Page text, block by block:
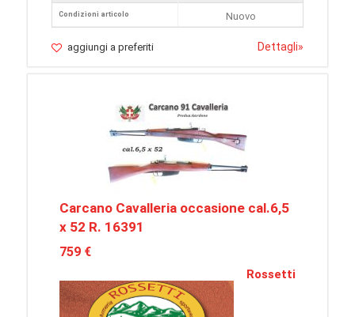
Condizioni articolo
Nuovo
aggiungi a preferiti Dettagli»
Carcano Cavalleria occasione cal.6,5
x 52 R. 16391
759 €
Rossetti